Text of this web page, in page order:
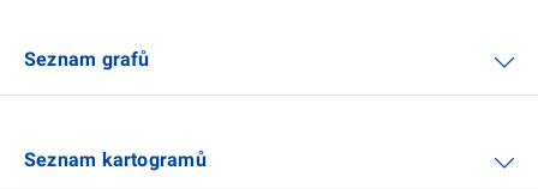
Seznam grafů
Seznam kartogramů